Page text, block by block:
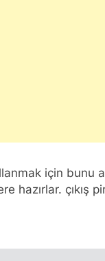
için
hazırlar.